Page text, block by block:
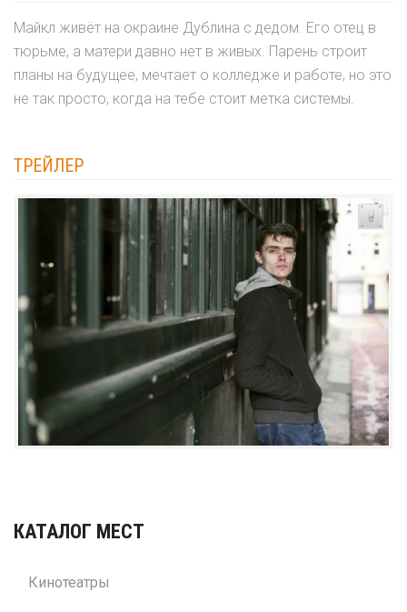
Майкл живёт на окраине Дублина с дедом. Его отец в
тюрьме, а матери давно нет в живых. Парень строит
планы на будущее, мечтает о колледже и работе, но это
не так просто, когда на тебе стоит метка системы.
ТРЕЙЛЕР
КАТАЛОГ МЕСТ
Кинотеатры